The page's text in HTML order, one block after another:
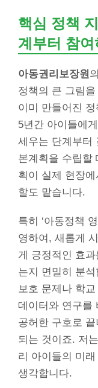
핵심 정책
계부터 참여
아동권리보장원
정책의 큰 그림
이미 만들어진
5년간 아이들에
세우는 단계부터
본계획을 수립할
획이 실제 현장
할도 맡습니다.
특히 ‘아동정책
영하여, 새롭게
게 긍정적인 효
는지 면밀히 분
보호 문제나 학
데이터와 연구를
공허한 구호로
되는 것이죠. 저
리 아이들의 미
생각합니다.